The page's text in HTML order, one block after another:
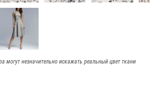
могут незначительно искажать реальный цвет ткани